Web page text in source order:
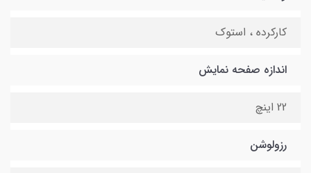
کارکرده ، استوک
اندازه صفحه نمایش
22 اینچ
رزولوشن